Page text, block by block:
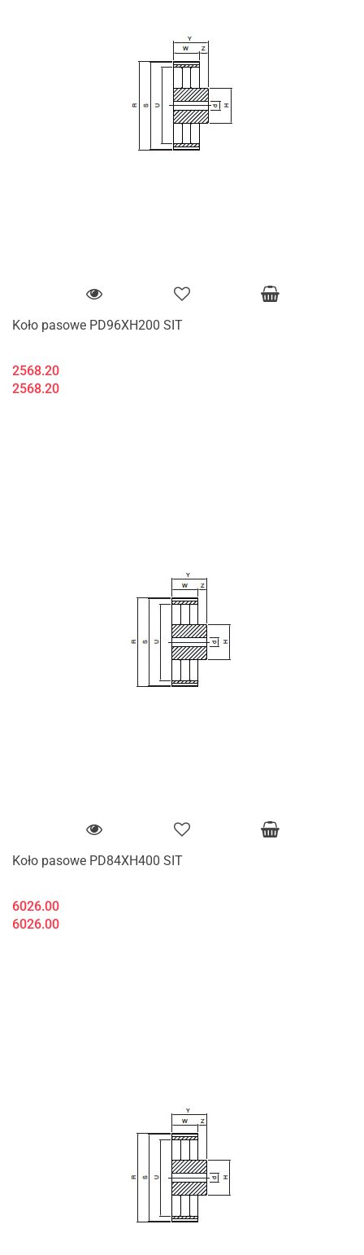
Koło pasowe PD96XH200 SIT
2568.20
2568.20
Koło pasowe PD84XH400 SIT
6026.00
6026.00